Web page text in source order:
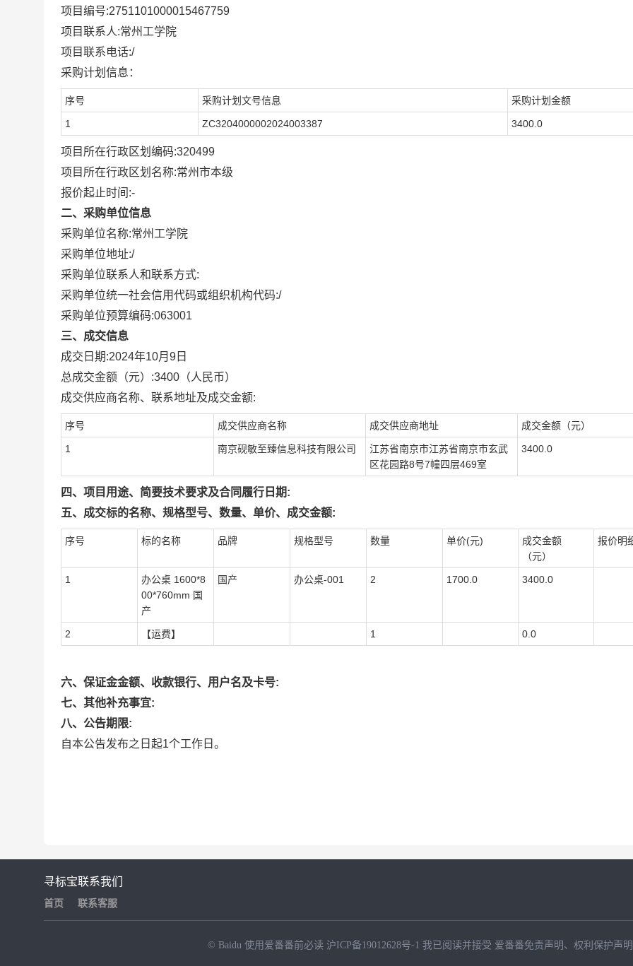
项目编号:2751101000015467759
项目联系人:常州工学院
项目联系电话:/
采购计划信息：
序号 采购计划文号信息 采购计划金额
1 ZC3204000002024003387 3400.0
项目所在行政区划编码:320499
项目所在行政区划名称:常州市本级
报价起止时间:-
二、采购单位信息
采购单位名称:常州工学院
采购单位地址:/
采购单位联系人和联系方式:
采购单位统一社会信用代码或组织机构代码:/
采购单位预算编码:063001
三、成交信息
成交日期:2024年10月9日
总成交金额（元）:3400 （人民币）
成交供应商名称、联系地址及成交金额:
序号 成交供应商名称 成交供应商地址 成交金额（元）
1 南京砚敏至臻信息科技有限公司
江苏省南京市江苏省南京市玄武
区花园路8号7幢四层469室
3400.0
四、项目用途、简要技术要求及合同履行日期:
五、成交标的名称、规格型号、数量、单价、成交金额:
序号 标的名称 品牌 规格型号 数量 单价(元)
成交金额
（元）
报价明
1
办公桌 1600*8
00*760mm 国
产
国产 办公桌-001 2 1700.0 3400.0
2 【运费】 1 0.0
六、保证金金额、收款银行、用户名及卡号:
七、其他补充事宜:
八、公告期限:
自本公告发布之日起1个工作日。
寻标宝
首页
联系我们
联系客服
© Baidu 使用爱番番前必读 沪ICP备19012628号-1 我已阅读并接受 爱番番免责声明 、 权利保护声明